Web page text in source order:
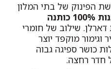
הפינוק של בתי המלון
מגבות לבנות 100% כותנה
שילוב של חומרי
מוקפד יוצר
כושר ספיגה גבוה
חדר רחצה.